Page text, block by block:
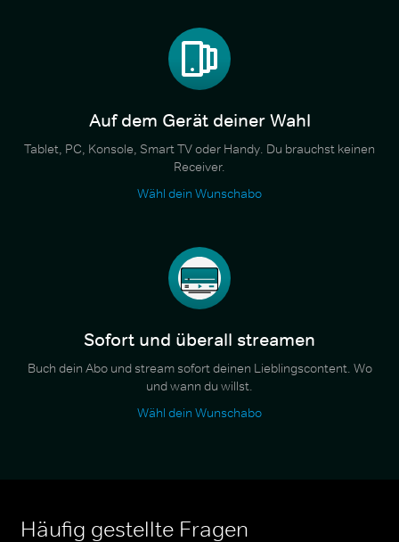
Auf dem Gerät deiner Wahl
Tablet, PC, Konsole, Smart TV oder Handy. Du brauchst keinen
Receiver.
Wähl dein Wunschabo
Sofort und überall streamen
Buch dein Abo und stream sofort deinen Lieblingscontent. Wo
und wann du willst.
Wähl dein Wunschabo
Häufig gestellte Fragen